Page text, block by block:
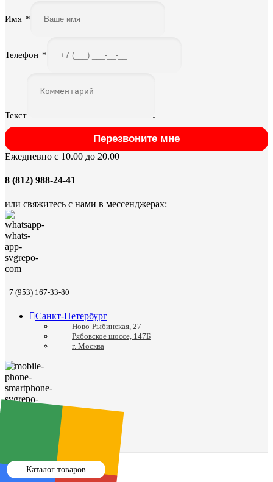
Имя *
Телефон *
Текст
Перезвоните мне
Ежедневно с 10.00 до 20.00
8 (812) 988-24-41
или свяжитесь с нами в мессенджерах:
+7 (953) 167-33-80
Санкт-Петербург
Ново-Рыбинская, 27
Рябовское шоссе, 147Б
г. Москва
8 (812) 988-24-41
Каталог товаров